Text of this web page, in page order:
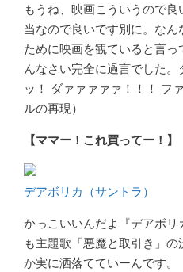
もうね、映画こういうので
当なので良いです別に。なん
ために映画を観ていると言
んなさい完全に過言でした
ッ！ ダァァァァァ！！！ フ
ルの再現）
【ママー！これ買ってー！】
デアボリカ（サントラ）
かっこいいんだよ『デアボ
も主題歌「悪魔と取引き」
か実に洒落てていーんです。